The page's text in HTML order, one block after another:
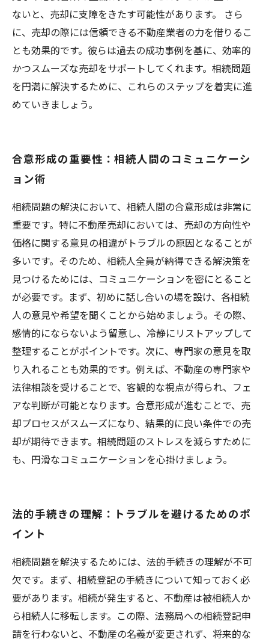
ないと、売却に支障をきたす可能性があります。 さら
に、売却の際には信頼できる不動産業者の力を借りるこ
とも効果的です。彼らは過去の成功事例を基に、効率的
かつスムーズな売却をサポートしてくれます。相続問題
を円満に解決するために、これらのステップを着実に進
めていきましょう。
合意形成の重要性：相続人間のコミュニケーシ
ョン術
相続問題の解決において、相続人間の合意形成は非常に
重要です。特に不動産売却においては、売却の方向性や
価格に関する意見の相違がトラブルの原因となることが
多いです。そのため、相続人全員が納得できる解決策を
見つけるためには、コミュニケーションを密にとること
が必要です。まず、初めに話し合いの場を設け、各相続
人の意見や希望を聞くことから始めましょう。その際、
感情的にならないよう留意し、冷静にリストアップして
整理することがポイントです。次に、専門家の意見を取
り入れることも効果的です。例えば、不動産の専門家や
法律相談を受けることで、客観的な視点が得られ、フェ
アな判断が可能となります。合意形成が進むことで、売
却プロセスがスムーズになり、結果的に良い条件での売
却が期待できます。相続問題のストレスを減らすために
も、円滑なコミュニケーションを心掛けましょう。
法的手続きの理解：トラブルを避けるためのポ
イント
相続問題を解決するためには、法的手続きの理解が不可
欠です。まず、相続登記の手続きについて知っておく必
要があります。相続が発生すると、不動産は被相続人か
ら相続人に移転します。この際、法務局への相続登記申
請を行わないと、不動産の名義が変更されず、将来的な